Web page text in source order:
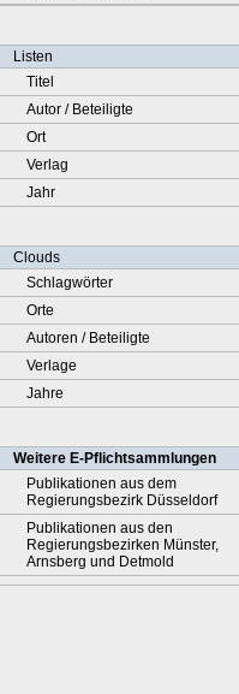
Listen
Titel
Autor / Beteiligte
Ort
Verlag
Jahr
Clouds
Schlagwörter
Orte
Autoren / Beteiligte
Verlage
Jahre
Weitere E-Pflichtsammlungen
Publikationen aus dem
Regierungsbezirk Düsseldorf
Publikationen aus den
Regierungsbezirken Münster,
Arnsberg und Detmold